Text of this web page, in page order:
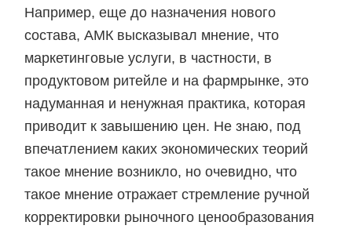
Например, еще до назначения нового
состава, АМК высказывал мнение, что
маркетинговые услуги, в частности, в
продуктовом ритейле и на фармрынке, это
надуманная и ненужная практика, которая
приводит к завышению цен. Не знаю, под
впечатлением каких экономических теорий
такое мнение возникло, но очевидно, что
такое мнение отражает стремление ручной
корректировки рыночного ценообразования